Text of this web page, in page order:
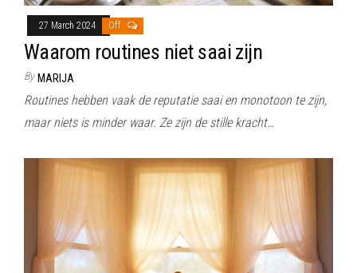
27 March 2024 Off
Waarom routines niet saai zijn
By MARIJA
Routines hebben vaak de reputatie saai en monotoon te zijn,
maar niets is minder waar. Ze zijn de stille kracht…